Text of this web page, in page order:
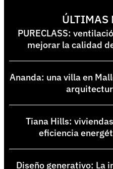
ÚLTIMAS
PURECLASS:
mejorar la calidad
Ananda: una villa en
Tiana Hills:
eficiencia
Diseño generativo: La